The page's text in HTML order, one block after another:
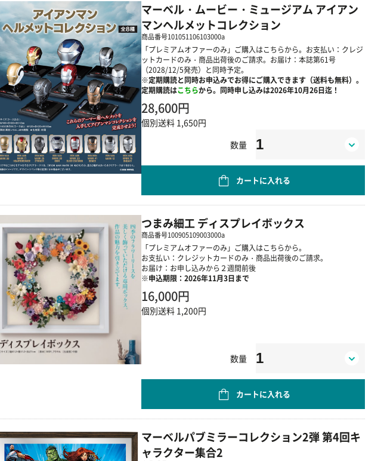
マーベル・ムービー・ミュージアム アイアン
マンヘルメットコレクション
商品番号101051106103000a
「プレミアムオファーのみ」ご購入はこちらから。お支払い：クレジ
ットカードのみ・商品出荷後のご請求。お届け：本誌第61号
（2028/12/5発売）と同時予定。
※定期購読と同時お申込みでお得にご購入できます（送料も無料）。
定期購読はこちらから。同時申し込みは2026年10月26日迄！
28,600円
個別送料 1,650円
数量
カートに入れる
つまみ細工 ディスプレイボックス
商品番号100905109003000a
「プレミアムオファーのみ」ご購入はこちらから。
お支払い：クレジットカードのみ・商品出荷後のご請求。
お届け：お申し込みから２週間前後
※申込期限：2026年11月3日まで
16,000円
個別送料 1,200円
数量
カートに入れる
マーベルパブミラーコレクション2弾 第4回キ
ャラクター集合2